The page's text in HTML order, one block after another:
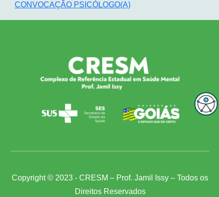
CONVOCAÇÃO PSICÓLOGO(A)
Copyright © 2023 - CRESM – Prof. Jamil Issy – Todos os
Direitos Reservados